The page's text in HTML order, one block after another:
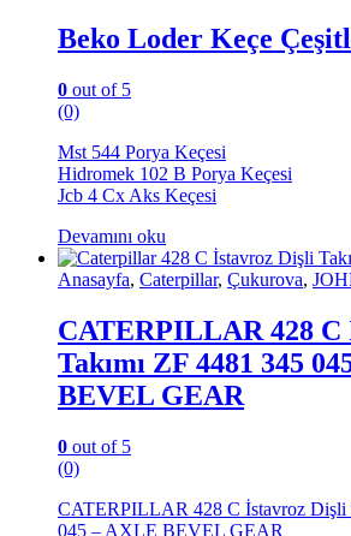
Beko Loder Keçe
0 out of 5
(0)
Mst 544 Porya Keçesi
Hidromek 102 B Porya Keçesi
Jcb 4 Cx Aks Keçesi
Devamını oku
Anasayfa, Caterpillar, Çukurova,
CATERPILLAR 428 C
Takımı ZF 4481 345
BEVEL GEAR
0 out of 5
(0)
CATERPILLAR 428 C İstavroz Dişli
045 – AXLE BEVEL GEAR